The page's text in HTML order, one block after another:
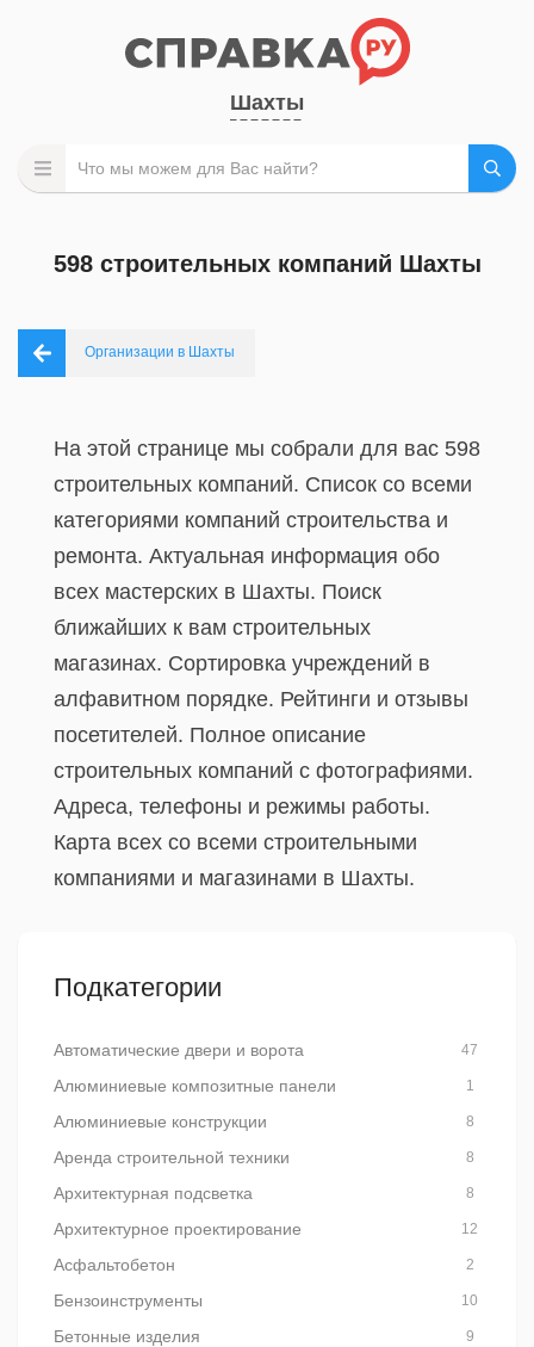
Шахты
598 строительных компаний Шахты
Организации в Шахты
На этой странице мы собрали для вас 598
строительных компаний. Список со всеми
категориями компаний строительства и
ремонта. Актуальная информация обо
всех мастерских в Шахты. Поиск
ближайших к вам строительных
магазинах. Сортировка учреждений в
алфавитном порядке. Рейтинги и отзывы
посетителей. Полное описание
строительных компаний с фотографиями.
Адреса, телефоны и режимы работы.
Карта всех со всеми строительными
компаниями и магазинами в Шахты.
Подкатегории
Автоматические двери и ворота 47
Алюминиевые композитные панели 1
Алюминиевые конструкции 8
Аренда строительной техники 8
Архитектурная подсветка 8
Архитектурное проектирование 12
Асфальтобетон 2
Бензоинструменты 10
Бетонные изделия 9